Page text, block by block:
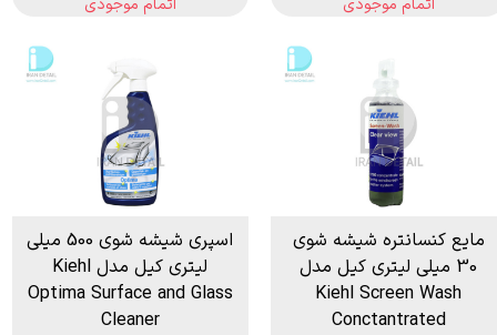
اتمام موجودی اتمام موجودی
مایع کنسانتره شیشه شوی
30 میلی لیتری کیل مدل
Kiehl Screen Wash
Conctantrated
اسپری شیشه شوی 500 میلی
لیتری کیل مدل Kiehl
Optima Surface and Glass
Cleaner